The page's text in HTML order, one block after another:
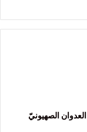
الصهيونيّ